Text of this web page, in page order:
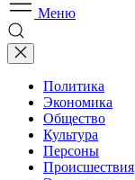
Меню
Политика
Экономика
Общество
Культура
Персоны
Происшествия